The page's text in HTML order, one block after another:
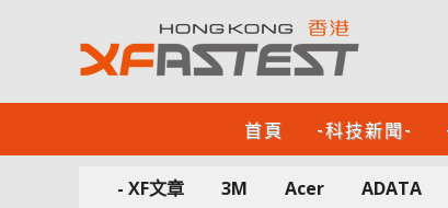
首頁 -科技新聞-
- XF文章 3M Acer ADATA